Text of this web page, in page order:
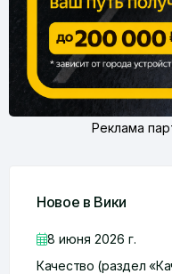
Реклама
Новое в Вики
8 июня 2026 г.
Качество (раздел